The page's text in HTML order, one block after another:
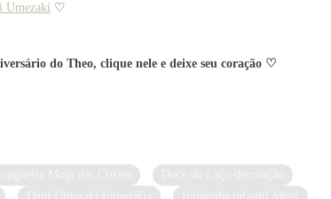
Umezaki ♡
do Theo, clique nele e deixe seu coração ♡